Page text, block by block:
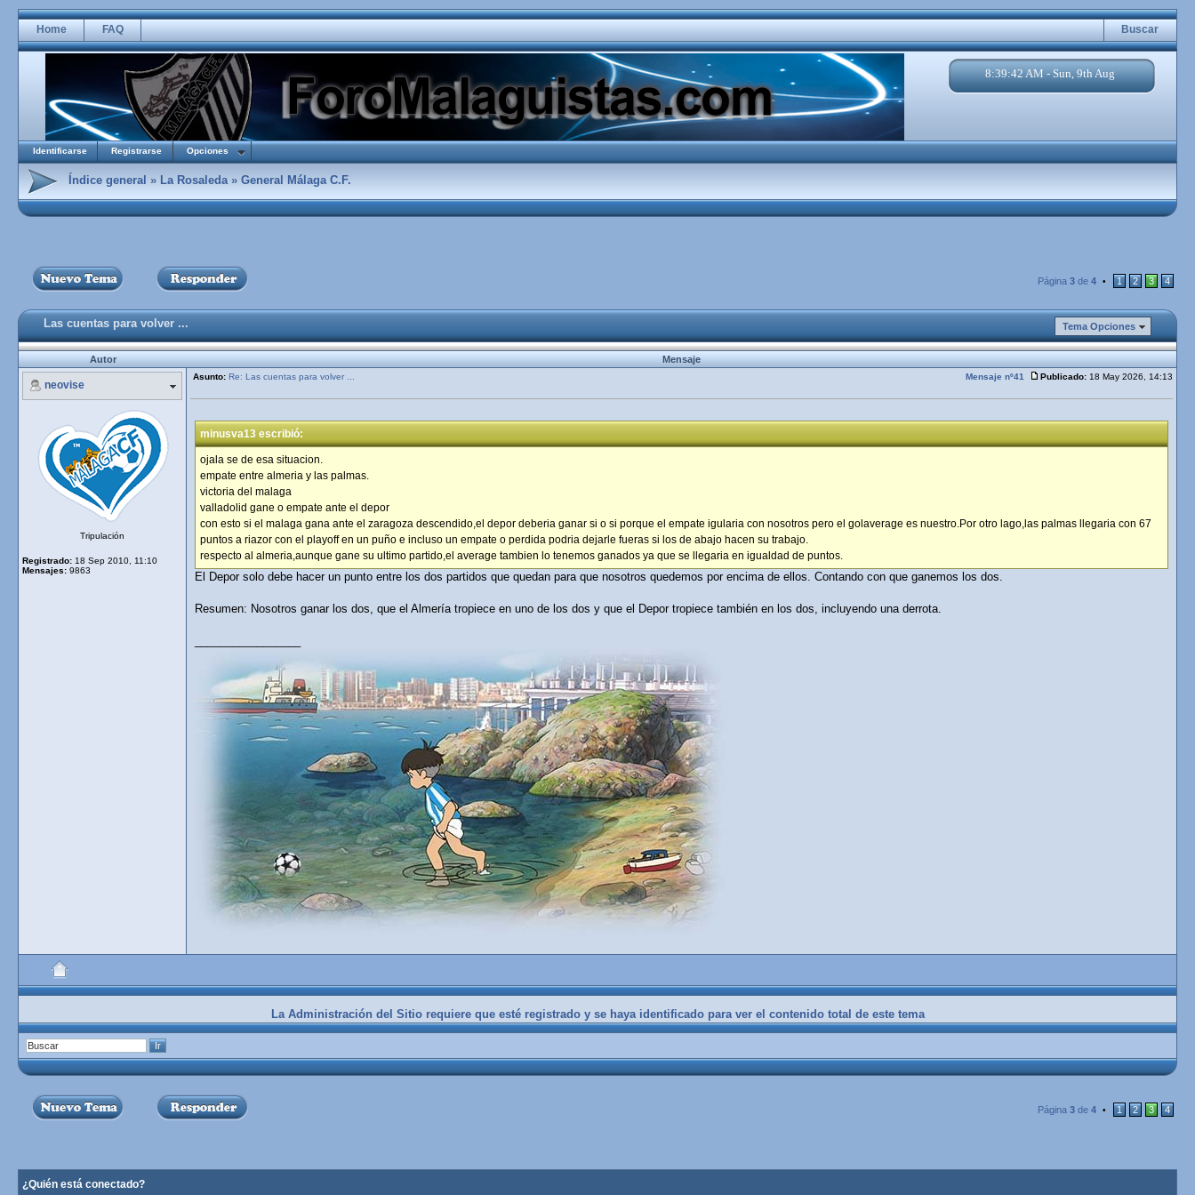
Home FAQ Buscar
8:39:43 AM - Sun, 9th Aug
Identificarse Registrarse Opciones
Índice general » La Rosaleda» General Málaga C.F.
Página 3 de 4 • 1 2 3 4
Las cuentas para volver ... Tema Opciones
Autor Mensaje
neovise
Asunto: Re: Las cuentas para volver ... Mensaje nº41 Publicado: 18 May 2026, 14:13
Tripulación
Registrado: 18 Sep 2010, 11:10
Mensajes: 9863
minusva13 escribió:
ojala se de esa situacion.
empate entre almeria y las palmas.
victoria del malaga
valladolid gane o empate ante el depor
con esto si el malaga gana ante el zaragoza descendido,el depor deberia ganar si o si porque el empate igularia con nosotros pero el golaverage es nuestro.Por otro lago,las palmas llegaria con 67
puntos a riazor con el playoff en un puño e incluso un empate o perdida podria dejarle fueras si los de abajo hacen su trabajo.
respecto al almeria,aunque gane su ultimo partido,el average tambien lo tenemos ganados ya que se llegaria en igualdad de puntos.
El Depor solo debe hacer un punto entre los dos partidos que quedan para que nosotros quedemos por encima de ellos. Contando con que ganemos los dos.
Resumen: Nosotros ganar los dos, que el Almería tropiece en uno de los dos y que el Depor tropiece también en los dos, incluyendo una derrota.
La Administración del Sitio requiere que esté registrado y se haya identificado para ver el contenido total de este tema
Página 3 de 4 • 1 2 3 4
¿Quién está conectado?